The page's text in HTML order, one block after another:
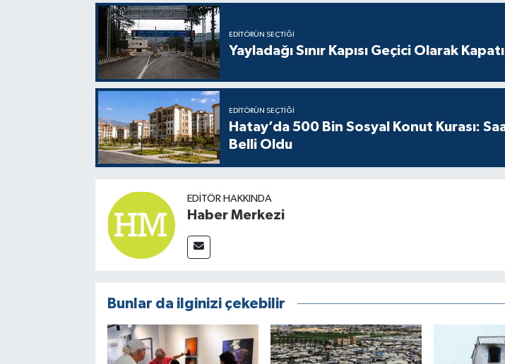
EDITÖRÜN SEÇTIĞI
Yayladağı Sınır Kapısı Geçici Olarak
EDITÖRÜN SEÇTIĞI
Hatay’da 500 Bin Sosyal Konut Kurası:
Belli Oldu
EDITÖR HAKKINDA
Haber Merkezi
Bunlar da ilginizi çekebilir